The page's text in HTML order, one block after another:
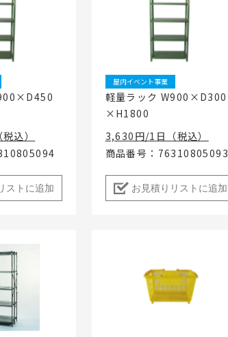
込）
ストに追加
屋内イベント事業
軽量ラック W900×D300
×H1800
3,630円/1日（税込）
商品番号：76310805093
お見積りリストに追加